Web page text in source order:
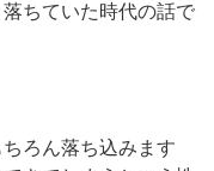
ちていた時代の話で
ろん落ち込みます